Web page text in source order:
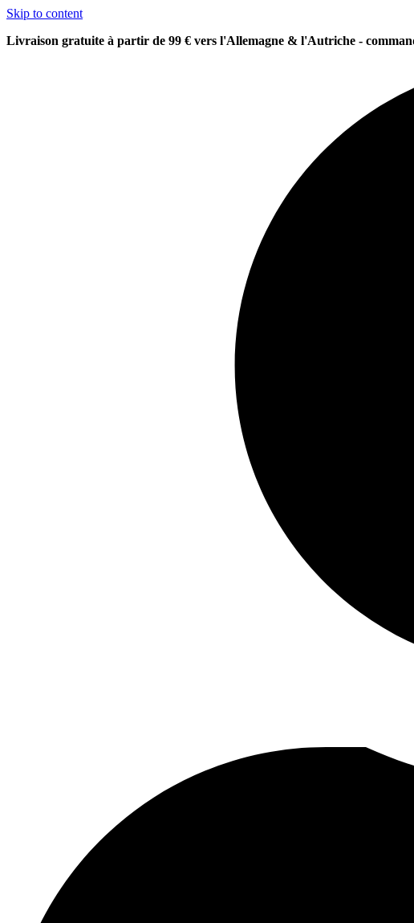
Skip to content
Livraison gratuite à partir de 99 € vers l'Allemagne & l'Autriche -